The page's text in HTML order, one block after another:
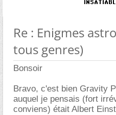
Re : Enigmes
tous genres)
Bonsoir
Bravo, c'est bien Gravity
auquel je pensais (fort
conviens) était Albert